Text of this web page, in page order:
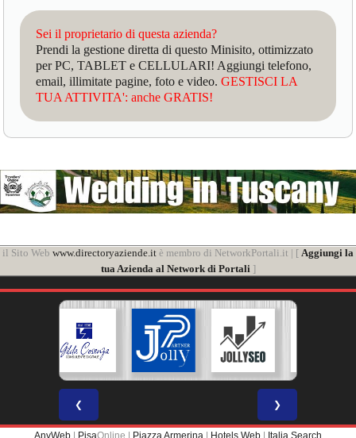
Sei il proprietario di questa azienda?
Prendi la gestione diretta di questo Minisito, ottimizzato
per PC, TABLET e CELLULARI! Aggiungi telefono,
email, illimitate pagine, foto e video.GESTISCI LA
TUA ATTIVITA': anche GRATIS!
il Sito Web www.directoryaziende.it è membro di NetworkPortali.it | [ Aggiungi la
tua Azienda al Network di Portali]
❮ ❯
AnyWeb PisaOnline | Piazza Armerina Hotels Web Italia Search